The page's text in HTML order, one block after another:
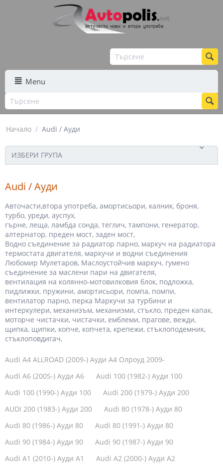
Menu
Начало / Audi / Ауди
ИЗБЕРИ ГРУПА
Audi / Ауди
Авточасти,втора употреба, амортисьори, калник, броня,
турбо, уреди, ауспух,
гърне, леща, ламбда сонда, теглич, тампони, генератор,
алтернатор, преден мост, заден мост,
Водно съединение за радиатор парно, маркуч на радиатора
термостата двигателя, маркучи и водни съединения
Любомир Мулетаров, Маслоустойчив маркуч, гумено
съединение за маслени пари на двигателя,
вентилация на колянно-мотовилковия блок, подложка,
пидлижки, пружини, амортисьори, помпа, помпи,
вентилатор парно, перка Маркучи за турбини и
интеркулери, механизъм, механизми, стъкло, преден капак,
моторче чистачки, чистачки, емблеми, прагове, вежди,
щипка, щипки, копче, копчета, крепежи, стъклоподемник,
стъклоповдигач,
Audi A4 ALLROAD (2009-) Ауди А4 Олроуд 2009-
Audi A6 (2005-) Ауди А6
Audi 100 (1982-) Ауди 100
Audi 100 (1990-) Ауди 100
Audi 200 (1979-) Ауди 200
AUDI 200 (1983-) Ауди 200
Audi 80 (1978-) Ауди 80
Audi 80 (1986-) Ауди 80
Audi 80 (1991-) Ауди 80
Audi 90 (1984-) Ауди 90
Audi 90 (1987-) Ауди 90
Audi A1 (2010-) Ауди А1
Audi A2 (2000-) Ауди А2